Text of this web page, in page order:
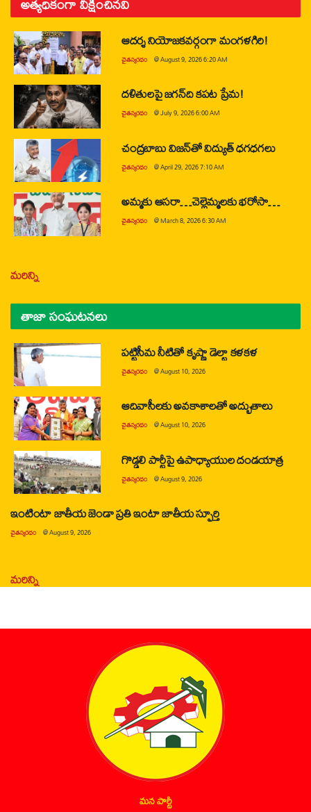
ఆదర్శ నియోజకవర్గంగా మంగళగిరి!
చైతన్యరధం @August 9, 2026 6:20 AM
దళితులపై జగన్‌ది కపట ప్రేమ!
చైతన్యరధం @July 9, 2026 6:00 AM
చంద్రబాబు విజన్‌తో విద్యుత్ ధగధగలు
చైతన్యరధం @April 29, 2026 7:10 AM
అమ్మకు ఆసరా…చెల్లెమ్మలకు భరోసా…
చైతన్యరధం @March 8, 2026 6:30 AM
మరిన్ని
తాజా సంఘటనలు
పట్టిసీమ నీటితో కృష్ణా డెల్టా కళకళ
చైతన్యరధం @August 10, 2026
ఆదివాసీలకు అవకాశాలతో అద్భుతాలు
చైతన్యరధం @August 10, 2026
గొడ్డలి పార్టీపై ఉపాధ్యాయుల దండయాత్ర
చైతన్యరధం @August 9, 2026
ఇంటింటా జాతీయ జెండా ప్రతి ఇంటా జాతీయ స్ఫూర్తి
చైతన్యరధం @August 9, 2026
మరిన్ని
మన పార్టీ